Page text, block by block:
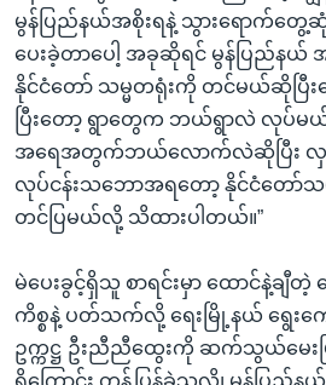
မွန်ပြည်နယ်အစိုးရနဲ့ သွားရောက်တွေ့
ပေးခဲ့တာပေါ့ အခုဆိုရင် မွန်ပြည်နယ်
နိုင်ငံတော် သမ္မတရုံးကို တင်မယ်ဆိုပြီ
ပြီးတော့ ရွာတွေက ဘယ်ရွာလဲ လု
အရေအတွက်ဘယ်လောက်လဲဆိုပြီး လှမ်း
လုပ်ငန်းသဘောအရတော့ နိုင်ငံတေ
တင်ပြမယ်လို့ သိထားပါတယ်။”
မဲပေးခွင့်ရှိသူ စာရင်းမှာ ထောင်နဲ့ချီ
ကိစ္စနဲ့ ပတ်သက်လို့ ရေးမြို့နယ် ရွေး
ဥက္ကဋ္ဌ ဦးညီညီထွေးကို ဆက်သွယ်မေးမြ
ရှိကြောင်း တုန့်ပြန်ခဲ့သလို၊ မွန်ပြည်န